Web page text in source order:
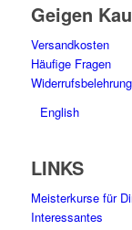
Geigen
Versandkosten
Häufige Fragen
Widerrufsbelehrung
English
LINKS
Meisterkurse für
Interessantes